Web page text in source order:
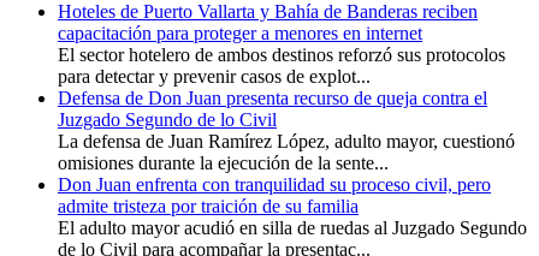
Hoteles de Puerto Vallarta y Bahía de Banderas reciben
capacitación para proteger a menores en internet
El sector hotelero de ambos destinos reforzó sus protocolos
para detectar y prevenir casos de explot...
Defensa de Don Juan presenta recurso de queja contra el
Juzgado Segundo de lo Civil
La defensa de Juan Ramírez López, adulto mayor, cuestionó
omisiones durante la ejecución de la sente...
Don Juan enfrenta con tranquilidad su proceso civil, pero
admite tristeza por traición de su familia
El adulto mayor acudió en silla de ruedas al Juzgado Segundo
de lo Civil para acompañar la presentac...